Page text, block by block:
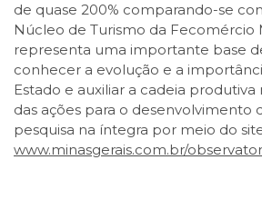
de quase 200% comparando-se
Núcleo de Turismo da Fecomércio
representa uma importante base
conhecer a evolução e a
Estado e auxiliar a cadeia
das ações para o desenvolvimento
pesquisa na íntegra por meio do
www.minasgerais.com.br/